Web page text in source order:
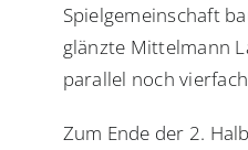
Spielgemeinschaft
glänzte Mittelmann
parallel noch
Zum Ende der 2.